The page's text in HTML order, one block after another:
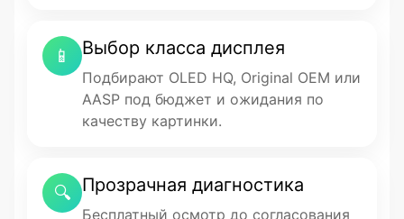
📱 Выбор класса дисплея
Подбирают OLED HQ, Original OEM или
AASP под бюджет и ожидания по
качеству картинки.
🔍 Прозрачная диагностика
Бесплатный осмотр до согласования